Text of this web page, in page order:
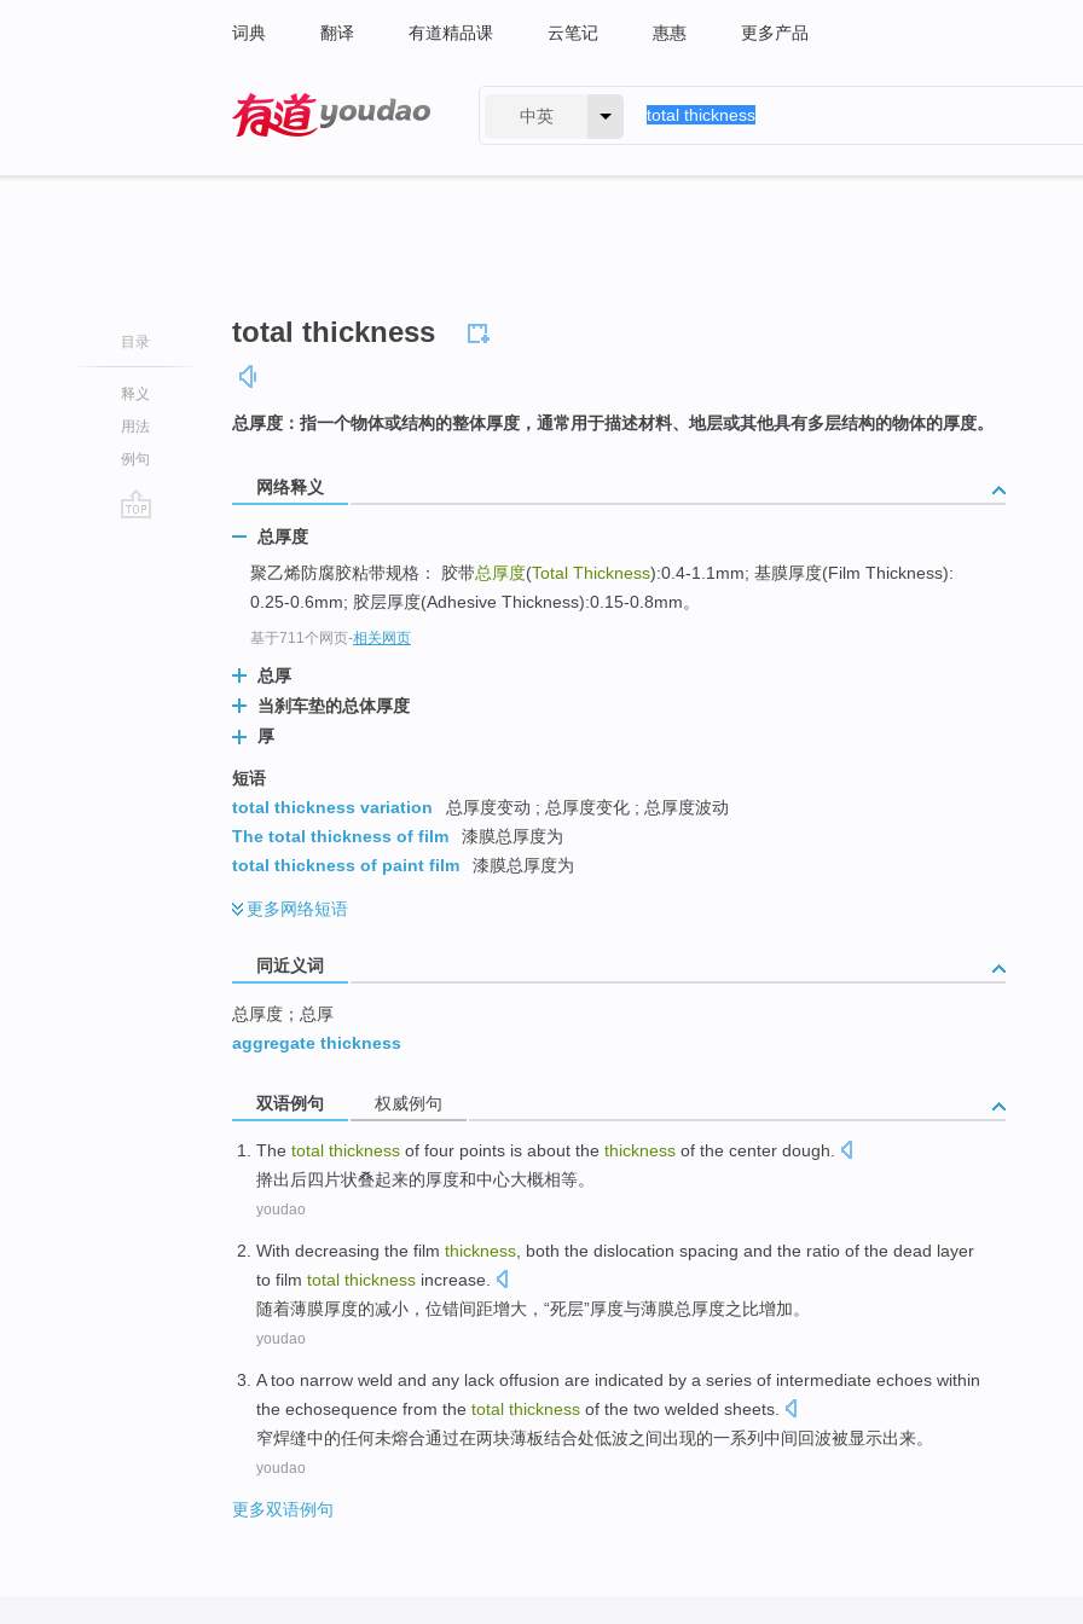
词典 翻译 有道精品课 云笔记 惠惠 更多产品
中英
目录
释义
用法
例句
total thickness
总厚度：指一个物体或结构的整体厚度，通常用于描述材料、地层或其他具有多层结构的物体的厚度。
网络释义
总厚度
聚乙烯防腐胶粘带规格： 胶带总厚度(Total Thickness):0.4-1.1mm; 基膜厚度(Film Thickness):
0.25-0.6mm; 胶层厚度(Adhesive Thickness):0.15-0.8mm。
基于711个网页-相关网页
总厚
当刹车垫的总体厚度
厚
短语
total thickness variation
总厚度变动 ; 总厚度变化 ; 总厚度波动
The total thickness of film
漆膜总厚度为
total thickness of paint film
漆膜总厚度为
更多网络短语
同近义词
总厚度；总厚
aggregate thickness
双语例句 权威例句
The total thickness of four points is about the thickness of the center dough.
擀出后四片状叠起来的厚度和中心大概相等。
youdao
With decreasing the film thickness , both the dislocation spacing and the ratio of the dead layer
to film total thickness increase.
随着薄膜厚度的减小 ， 位错间距增大 ，“死层”厚度与薄膜总厚度之 比增加。
youdao
A too narrow weld and any lack offusion are indicated by a series of intermediate echoes within
the echosequence from the total thickness of the two welded sheets.
窄焊缝中的任何未熔合通过在两块薄板结合处低波之间出现的一系列中间回波被显示出来。
youdao
更多双语例句